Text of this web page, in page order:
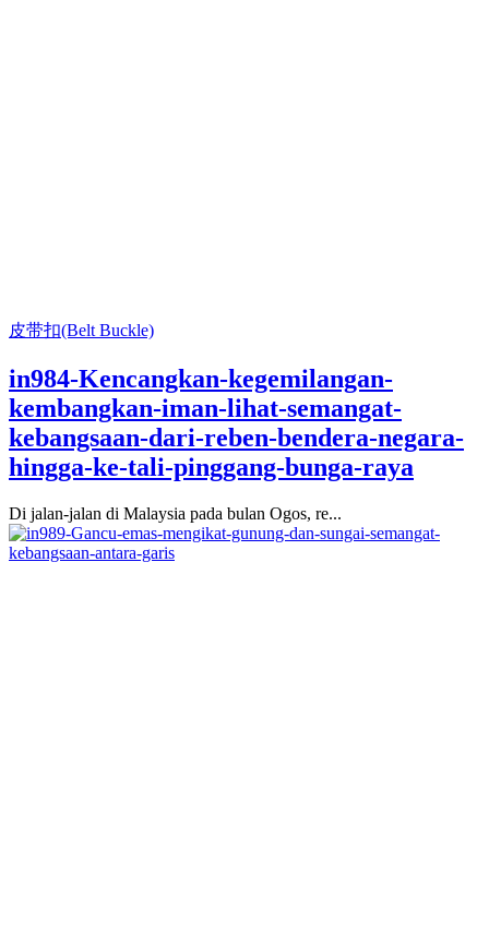
皮带扣(Belt Buckle)
in984-Kencangkan-kegemilangan-
kembangkan-iman-lihat-semangat-
kebangsaan-dari-reben-bendera-negara-
hingga-ke-tali-pinggang-bunga-raya
Di jalan-jalan di Malaysia pada bulan Ogos, re...